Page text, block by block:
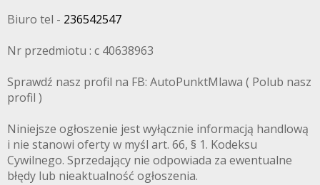
Biuro tel - 236542547
Nr przedmiotu : c 40638963
Sprawdź nasz profil na FB: AutoPunktMlawa ( Polub nasz
profil )
Niniejsze ogłoszenie jest wyłącznie informacją handlową
i nie stanowi oferty w myśl art. 66, § 1. Kodeksu
Cywilnego. Sprzedający nie odpowiada za ewentualne
błędy lub nieaktualność ogłoszenia.